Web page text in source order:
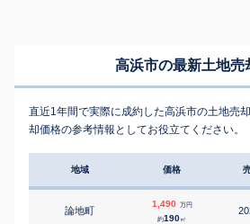
高浜市の最新土地売
直近1年間で実際に成約した高浜市の土地売
却価格の参考情報としてお役立てください。
地域 価格
論地町
1,490 万円
約190㎡